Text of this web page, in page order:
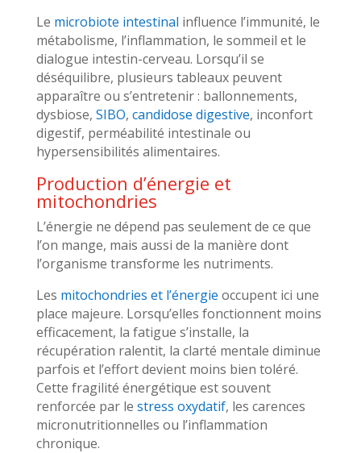
Le microbiote intestinal influence l’immunité, le
métabolisme, l’inflammation, le sommeil et le
dialogue intestin-cerveau. Lorsqu’il se
déséquilibre, plusieurs tableaux peuvent
apparaître ou s’entretenir : ballonnements,
dysbiose, SIBO, candidose digestive, inconfort
digestif, perméabilité intestinale ou
hypersensibilités alimentaires.
Production d’énergie et
mitochondries
L’énergie ne dépend pas seulement de ce que
l’on mange, mais aussi de la manière dont
l’organisme transforme les nutriments.
Les mitochondries et l’énergie occupent ici une
place majeure. Lorsqu’elles fonctionnent moins
efficacement, la fatigue s’installe, la
récupération ralentit, la clarté mentale diminue
parfois et l’effort devient moins bien toléré.
Cette fragilité énergétique est souvent
renforcée par le stress oxydatif, les carences
micronutritionnelles ou l’inflammation
chronique.